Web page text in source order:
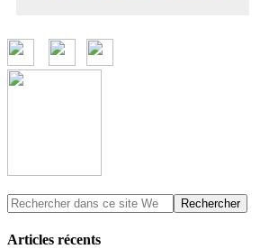
Articles récents